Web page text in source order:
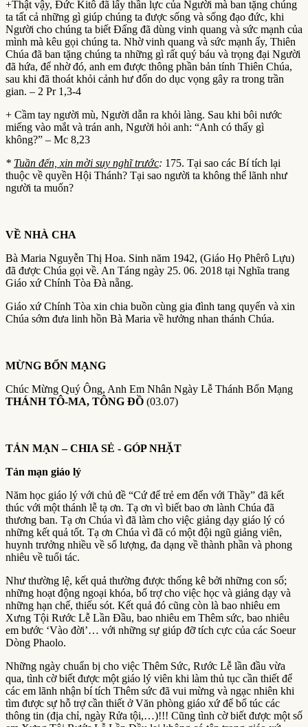
+Thật vậy, Đức Kitô đã lấy thần lực của Người mà ban tặng chúng
ta tất cả những gì giúp chúng ta được sống và sống đạo đức, khi
Người cho chúng ta biết Đấng đã dùng vinh quang và sức mạnh của
mình mà kêu gọi chúng ta. Nhờ vinh quang và sức mạnh ấy, Thiên
Chúa đã ban tặng chúng ta những gì rất quý báu và trọng đại Người
đã hứa, để nhờ đó, anh em được thông phần bản tính Thiên Chúa,
sau khi đã thoát khỏi cảnh hư đốn do dục vọng gây ra trong trần
gian. – 2 Pr 1,3-4
+ Cầm tay người mù, Người dẫn ra khỏi làng. Sau khi bôi nước
miếng vào mắt và trán anh, Người hỏi anh: “Anh có thấy gì
không?” – Mc 8,23
* Tuần đến, xin mời suy nghĩ trước: 175. Tại sao các Bí tích lại
thuộc về quyền Hội Thánh? Tại sao người ta không thể lãnh như
người ta muốn?
VỀ NHÀ CHA
Bà Maria Nguyễn Thị Hoa. Sinh năm 1942, (Giáo Họ Phêrô Lựu)
đã được Chúa gọi về. An Táng ngày 25. 06. 2018 tại Nghĩa trang
Giáo xứ Chính Tòa Đà nẵng.
Giáo xứ Chính Tòa xin chia buồn cùng gia đình tang quyến và xin
Chúa sớm đưa linh hồn Bà Maria về hưởng nhan thánh Chúa.
MỪNG BỔN MẠNG
Chúc Mừng Quý Ông, Anh Em Nhân Ngày Lễ Thánh Bổn Mạng
THÁNH TÔ-MA, TÔNG ĐỒ (03.07)
TẢN MẠN – CHIA SẺ ­- GÓP NHẶT
Tản mạn giáo lý
Năm học giáo lý với chủ đề “Cứ để trẻ em đến với Thầy” đã kết
thúc với một thánh lễ tạ ơn. Tạ ơn vì biết bao ơn lành Chúa đã
thương ban. Tạ ơn Chúa vì đã làm cho việc giảng dạy giáo lý có
những kết quả tốt. Tạ ơn Chúa vì đã có một đội ngũ giảng viên,
huynh trưởng nhiều về số lượng, đa dạng về thành phần và phong
nhiêu về tuổi tác.
Như thường lệ, kết quả thường được thống kê bởi những con số;
những hoạt động ngoại khóa, bổ trợ cho việc học và giảng dạy và
những hạn chế, thiếu sót. Kết quả đó cũng còn là bao nhiêu em
Xưng Tội Rước Lễ Lần Đầu, bao nhiêu em Thêm sức, bao nhiêu
em bước ‘Vào đời’… với những sự giúp đỡ tích cực của các Soeur
Dòng Phaolo.
Những ngày chuẩn bị cho việc Thêm Sức, Rước Lễ lần đầu vừa
qua, tình cờ biết được một giáo lý viên khi làm thủ tục cần thiết để
các em lãnh nhận bí tích Thêm sức đã vui mừng và ngạc nhiên khi
tìm được sự hỗ trợ cần thiết ở Văn phòng giáo xứ để bổ túc các
thông tin (địa chỉ, ngày Rửa tội,…)!!! Cũng tình cờ biết được một số